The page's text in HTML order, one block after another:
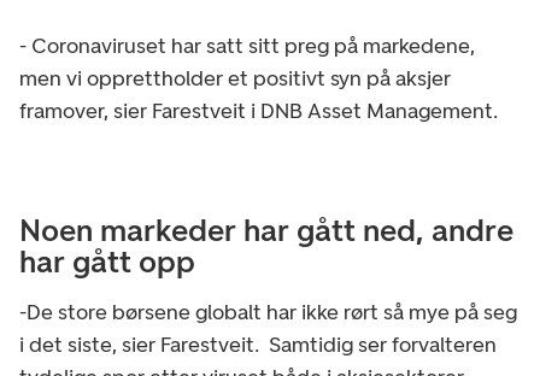
- Coronaviruset har satt sitt preg på markedene,
men vi opprettholder et positivt syn på aksjer
framover, sier Farestveit i DNB Asset Management.
Noen markeder har gått ned, andre
har gått opp
-De store børsene globalt har ikke rørt så mye på seg
i det siste, sier Farestveit. Samtidig ser forvalteren